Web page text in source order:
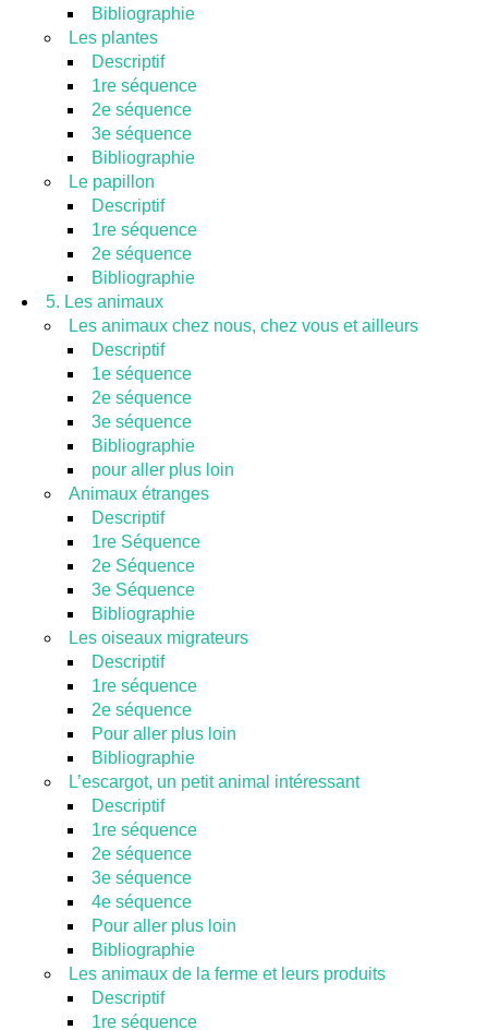
Bibliographie
Les plantes
Descriptif
1re séquence
2e séquence
3e séquence
Bibliographie
Le papillon
Descriptif
1re séquence
2e séquence
Bibliographie
5. Les animaux
Les animaux chez nous, chez vous et ailleurs
Descriptif
1e séquence
2e séquence
3e séquence
Bibliographie
pour aller plus loin
Animaux étranges
Descriptif
1re Séquence
2e Séquence
3e Séquence
Bibliographie
Les oiseaux migrateurs
Descriptif
1re séquence
2e séquence
Pour aller plus loin
Bibliographie
L’escargot, un petit animal intéressant
Descriptif
1re séquence
2e séquence
3e séquence
4e séquence
Pour aller plus loin
Bibliographie
Les animaux de la ferme et leurs produits
Descriptif
1re séquence